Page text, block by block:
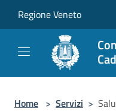
Regione Veneto
Home > Servizi >